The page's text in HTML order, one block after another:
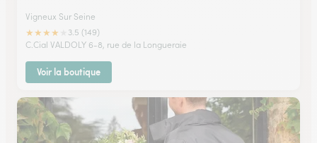
Vigneux Sur Seine
★★★★
3.5 (149)
C.Cial VALDOLY 6-8, rue de la Longueraie
Voir la boutique